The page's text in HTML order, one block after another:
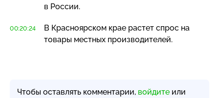
в России.
00:20:24
В Красноярском крае растет спрос на
товары местных производителей.
Чтобы оставлять комментарии, войдите или